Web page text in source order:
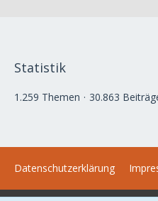
Statistik
1.259 Themen 30.863
Datenschutzerklärung